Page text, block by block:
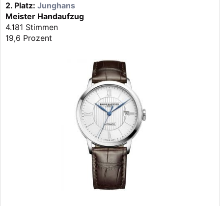
2. Platz: Junghans
Meister Handaufzug
4.181 Stimmen
19,6 Prozent